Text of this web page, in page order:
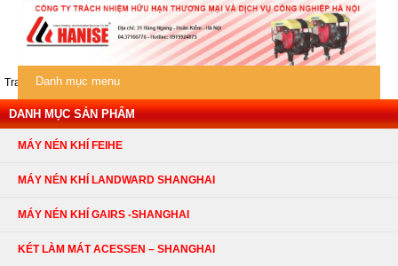
Danh mục menu
Trang chủ/Quạt Roots tốc độ cao
DANH MỤC SẢN PHẨM
MÁY NÉN KHÍ FEIHE
MÁY NÉN KHÍ LANDWARD SHANGHAI
MÁY NÉN KHÍ GAIRS -SHANGHAI
KÉT LÀM MÁT ACESSEN – SHANGHAI